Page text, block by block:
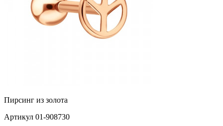
Пирсинг из золота
Артикул 01-908730